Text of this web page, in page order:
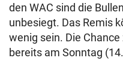
den WAC sind die
unbesiegt. Das Remis
wenig sein. Die
bereits am Sonntag